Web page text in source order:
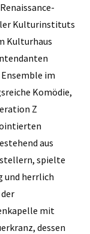
Kulturinstituts
Kulturhaus
im
Komödie,
Z
aus
spielte
herrlich
mit
dessen